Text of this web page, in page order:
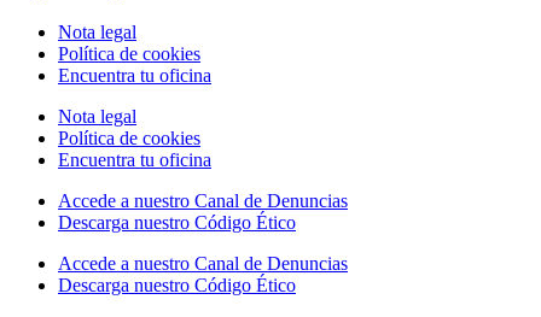
Nota legal
Política de cookies
Encuentra tu oficina
Nota legal
Política de cookies
Encuentra tu oficina
Accede a nuestro Canal de Denuncias
Descarga nuestro Código Ético
Accede a nuestro Canal de Denuncias
Descarga nuestro Código Ético